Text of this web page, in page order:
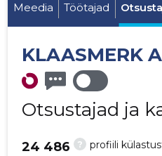
Meedia Töötajad
KLAASMERK
Otsustajad ja
? profiili
24 486